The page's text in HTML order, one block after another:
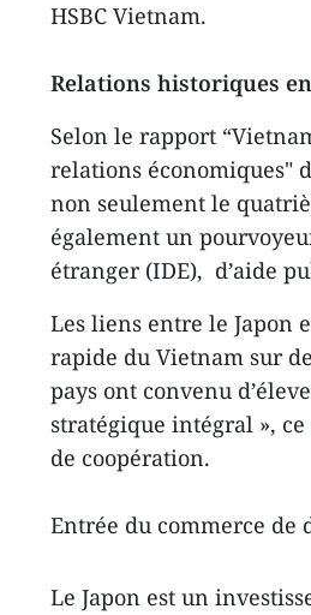
HSBC Vietnam.
Relations historiques
Selon le rapport
relations économiques"
non seulement le
également un
étranger (IDE), d’aide
Les liens entre le Japon
rapide du Vietnam sur
pays ont convenu
stratégique intégral »,
de coopération.
Entrée du commerce de
Le Japon est un